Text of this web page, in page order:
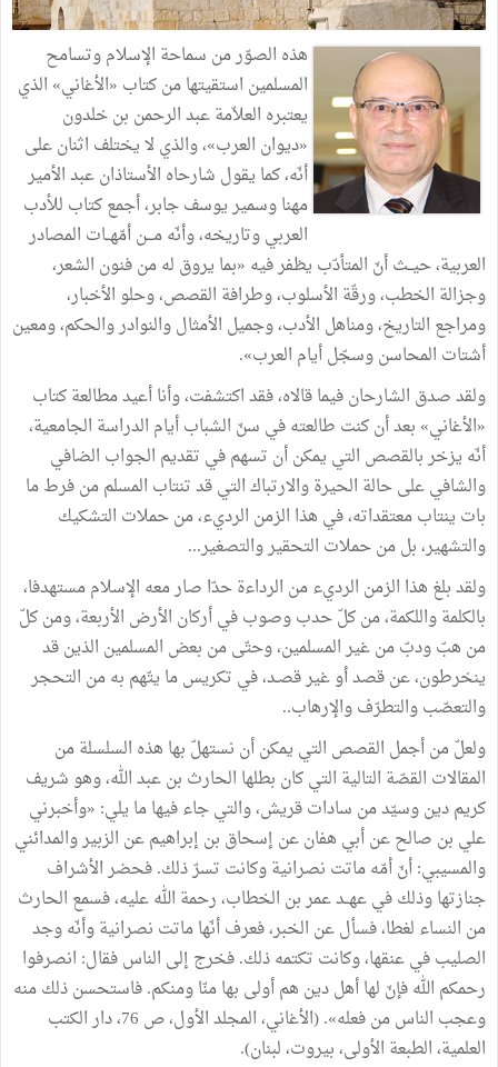
هذه الصوّر من سماحة الإسلام وتسامح
المسلمين استقيتها من كتاب «الأغاني» الذي
يعتبره العلاّمة عبد الرحمن بن خلدون
«ديوان العرب»، والذي لا يختلف اثنان على
أنّه، كما يقول شارحاه الأستاذان عبد الأمير
مهنا وسمير يوسف جابر، أجمع كتاب للأدب
العربي وتاريخه، وأنّه مـــن أمّهــات المصادر
العربية، حيــث أنّ المتأدّب يظفر فيه «بما يروق له من فنون الشعر،
وجزالة الخطب، ورقّة الأسلوب، وطرافة القصص، وحلو الأخبار،
ومراجع التاريخ، ومناهل الأدب، وجميل الأمثال والنوادر والحكم، ومعين
أشتات المحاسن وسجّل أيام العرب».
ولقد صدق الشارحان فيما قالاه، فقد اكتشفت، وأنا أعيد مطالعة كتاب
«الأغاني» بعد أن كنت طالعته في سنّ الشباب أيام الدراسة الجامعية،
أنّه يزخر بالقصص التي يمكن أن تسهم في تقديم الجواب الضافي
والشافي على حالة الحيرة والارتباك التي قد تنتاب المسلم من فرط ما
بات ينتاب معتقداته، في هذا الزمن الرديء، من حملات التشكيك
والتشهير، بل من حملات التحقير والتصغير...
ولقد بلغ هذا الزمن الرديء من الرداءة حدّا صار معه الإسلام مستهدفا،
بالكلمة واللكمة، من كلّ حدب وصوب في أركان الأرض الأربعة، ومن كلّ
من هبّ ودبّ من غير المسلمين، وحتّى من بعض المسلمين الذين قد
ينخرطون، عن قصد أو غير قصـد، في تكريس ما يتّهم به من التحجر
والتعصّب والتطرّف والإرهاب..
ولعلّ من أجمل القصص التي يمكن أن نستهلّ بها هذه السلسلة من
المقالات القصّة التالية التي كان بطلها الحارث بن عبد الله، وهو شريف
كريم دين وسيّد من سادات قريش، والتي جاء فيها ما يلي: «وأخبرني
علي بن صالح عن أبي هفان عن إسحاق بن إبراهيم عن الزبير والمدائني
والمسيبي: أنّ أمّه ماتت نصرانية وكانت تسرّ ذلك. فحضر الأشراف
جنازتها وذلك في عهــد عمر بن الخطاب، رحمة الله عليه، فسمع الحارث
من النساء لغطا، فسأل عن الخبر، فعرف أنّها ماتت نصرانية وأنّه وجد
الصليب في عنقها، وكانت تكتمه ذلك. فخرج إلى الناس فقال: انصرفوا
رحمكم الله فإنّ لها أهل دين هم أولى بها منّا ومنكم. فاستحسن ذلك منه
وعجب الناس من فعله». (الأغاني، المجلد الأول، ص 76، دار الكتب
العلمية، الطبعة الأولى، بيروت، لبنان).